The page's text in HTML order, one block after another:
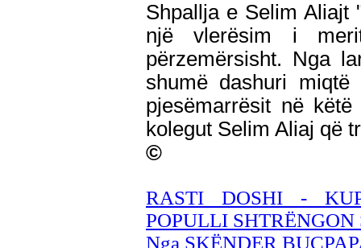
Shpallja e Selim Aliajt
një vlerësim i
përzemërsisht. Nga
shumë dashuri
pjesëmarrësit në
kolegut Selim Aliaj që
©
RASTI DOSHI -
POPULLI SHTRËNGON
Nga SKËNDER